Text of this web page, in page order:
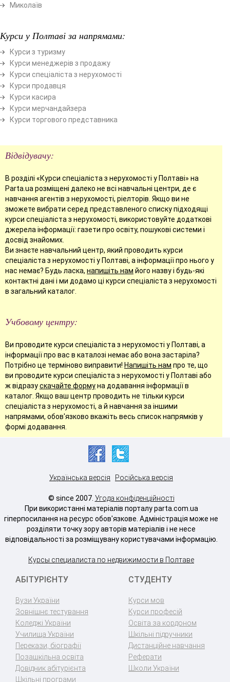
Миколаїв
Курси у Полтаві за напрямами:
Курси з туризму
Курси менеджерів з продажу
Курси спеціаліста з нерухомості
Курси продавця
Курси касира
Курси мерчандайзера
Курси торгового представника
Відвідувачу:
В розділі «Курси спеціаліста з нерухомості у Полтаві» на
Parta.ua розміщені далеко не всі навчальні центри, де є
навчання агентів з нерухомості, ріелторів. Якщо ви не
зможете вибрати серед представленого списку підходящі
курси спеціаліста з нерухомості, використовуйте додаткові
джерела інформації: газети про освіту, пошукові системи і
досвід знайомих.
Ви знаєте навчальний центр, який проводить курси
спеціаліста з нерухомості у Полтаві, а інформації про нього у
нас немає? Будь ласка, напишіть нам його назву і будь-які
контактні дані і ми додамо ці курси спеціаліста з нерухомості
в загальний каталог.
Учбовому центру:
Ви проводите курси спеціаліста з нерухомості у Полтаві, а
інформації про вас в каталозі немає або вона застаріла?
Потрібно це терміново виправити! Напишіть нам про те, що
ви проводите курси спеціаліста з нерухомості у Полтаві або
ж відразускачайте формуна додавання інформації в
каталог. Якщо ваш центр проводить не тільки курси
спеціаліста з нерухомості, а й навчання за іншими
напрямами, обов'язково вкажіть весь список напрямків у
формі додавання.
Українська версія Російська версія
© since 2007. Угода конфіденційності
При використанні матеріалів порталу parta.com.ua
гіперпосилання на ресурс обов'язкове. Адміністрація може не
розділяти точку зору авторів матеріалів і не несе
відповідальності за розміщувану користувачами інформацію.
Курсы специалиста по недвижимости в Полтаве
АБІТУРІЄНТУ
Вузи України
Зовнішнє тестування
Коледжі України
Училища України
Перекази, біографії
Позашкільна освіта
Довідник абітурієнта
Шкільні програми
СТУДЕНТУ
Курси мов
Курси професій
Освіта за кордоном
Шкільні підручники
Дистанційне навчання
Реферати
Школи України